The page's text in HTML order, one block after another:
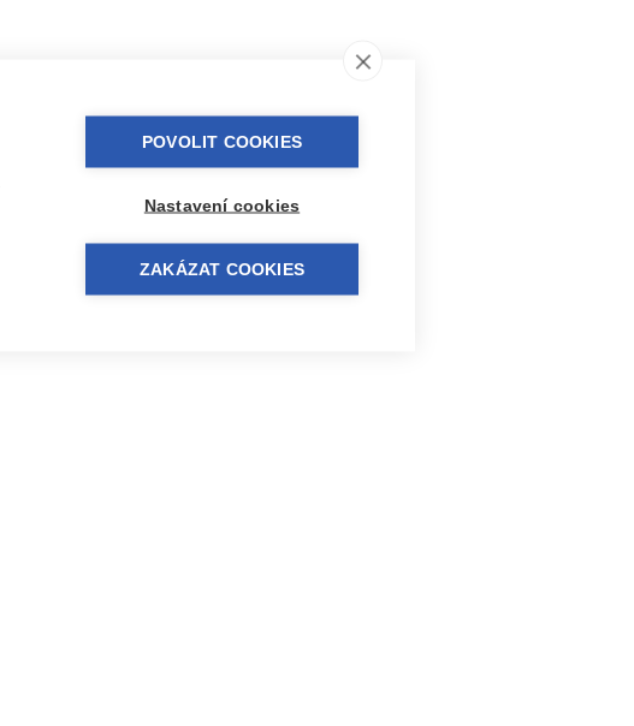
POVOLIT COOKIES
Nastavení cookies
ZAKÁZAT COOKIES